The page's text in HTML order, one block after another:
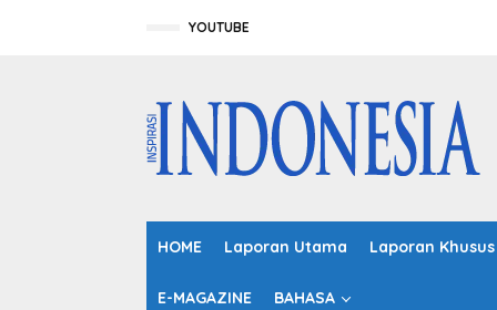
YOUTUBE
HOME Laporan Utama Laporan Khusus
E-MAGAZINE BAHASA